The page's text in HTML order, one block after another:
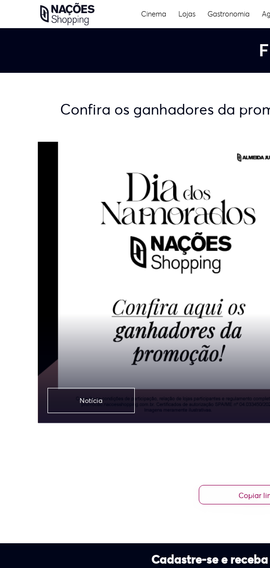
Cinema Lojas Gastronomia
Confira os ganhadores da
Notícia
Copiar
Cadastre-se e receba